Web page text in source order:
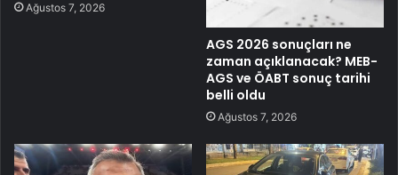
Ağustos 7, 2026
AGS 2026 sonuçları ne
zaman açıklanacak? MEB-
AGS ve ÖABT sonuç tarihi
belli oldu
Ağustos 7, 2026